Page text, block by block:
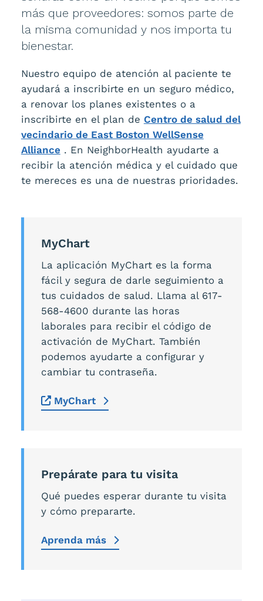
más que proveedores: somos parte de
la misma comunidad y nos importa tu
bienestar.
Nuestro equipo de atención al paciente te
ayudará a inscribirte en un seguro médico,
a renovar los planes existentes o a
inscribirte en el plan de Centro de salud del
vecindario de East Boston WellSense
Alliance . En NeighborHealth ayudarte a
recibir la atención médica y el cuidado que
te mereces es una de nuestras prioridades.
MyChart
La aplicación MyChart es la forma
fácil y segura de darle seguimiento a
tus cuidados de salud. Llama al 617-
568-4600 durante las horas
laborales para recibir el código de
activación de MyChart. También
podemos ayudarte a configurar y
cambiar tu contraseña.
MyChart
Prepárate para tu visita
Qué puedes esperar durante tu visita
y cómo prepararte.
Aprenda más